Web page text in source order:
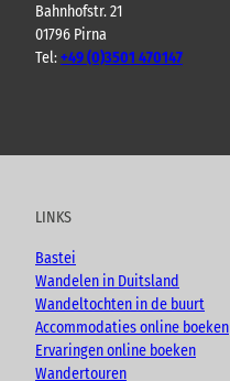
Bahnhofstr. 21
01796 Pirna
Tel:+49 (0)3501 470147
u
e
c
o
k
s
a
m
o
LINKS
Bastei
Wandelen in Duitsland
Wandeltochten in de buurt
Accommodaties online boeken
Ervaringen online boeken
Wandertouren